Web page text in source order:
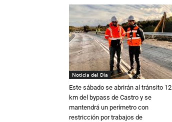
Noticia del Día
Este sábado se abrirán al tránsito 12
km del bypass de Castro y se
mantendrá un perímetro con
restricción por trabajos de